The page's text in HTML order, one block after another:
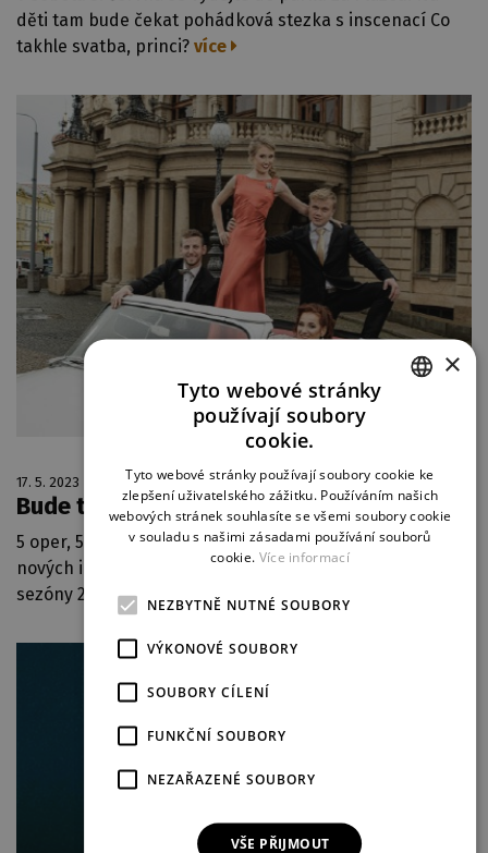
děti tam bude čekat pohádková stezka s inscenací Co
takhle svatba, princi? více
17. 5. 2023
Bude to jízda!
5 oper, 5 činoher, 2 muzikály a 3 balety – celkově tedy 15
nových inscenací uvidí diváci DJKT během nadcházející
sezóny 2023/2024.
GERMAN
×
Tyto webové stránky
používají soubory
cookie.
Tyto webové stránky používají soubory cookie ke
zlepšení uživatelského zážitku. Používáním našich
webových stránek souhlasíte se všemi soubory cookie
v souladu s našimi zásadami používání souborů
cookie. Více informací
NEZBYTNĚ NUTNÉ SOUBORY
VÝKONOVÉ SOUBORY
SOUBORY CÍLENÍ
FUNKČNÍ SOUBORY
NEZAŘAZENÉ SOUBORY
VŠE PŘIJMOUT